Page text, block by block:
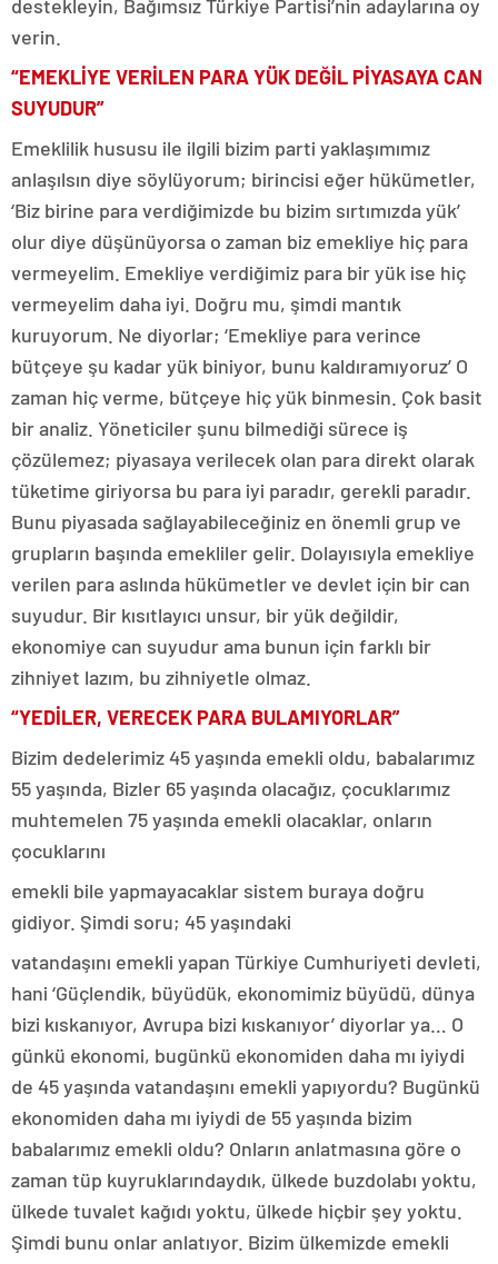
destekleyin, Bağımsız Türkiye Partisi’nin adaylarına oy
verin.
“EMEKLİYE VERİLEN PARA YÜK DEĞİL PİYASAYA CAN
SUYUDUR”
Emeklilik hususu ile ilgili bizim parti yaklaşımımız
anlaşılsın diye söylüyorum; birincisi eğer hükümetler,
‘Biz birine para verdiğimizde bu bizim sırtımızda yük’
olur diye düşünüyorsa o zaman biz emekliye hiç para
vermeyelim. Emekliye verdiğimiz para bir yük ise hiç
vermeyelim daha iyi. Doğru mu, şimdi mantık
kuruyorum. Ne diyorlar; ‘Emekliye para verince
bütçeye şu kadar yük biniyor, bunu kaldıramıyoruz’ O
zaman hiç verme, bütçeye hiç yük binmesin. Çok basit
bir analiz. Yöneticiler şunu bilmediği sürece iş
çözülemez; piyasaya verilecek olan para direkt olarak
tüketime giriyorsa bu para iyi paradır, gerekli paradır.
Bunu piyasada sağlayabileceğiniz en önemli grup ve
grupların başında emekliler gelir. Dolayısıyla emekliye
verilen para aslında hükümetler ve devlet için bir can
suyudur. Bir kısıtlayıcı unsur, bir yük değildir,
ekonomiye can suyudur ama bunun için farklı bir
zihniyet lazım, bu zihniyetle olmaz.
“YEDİLER, VERECEK PARA BULAMIYORLAR”
Bizim dedelerimiz 45 yaşında emekli oldu, babalarımız
55 yaşında, Bizler 65 yaşında olacağız, çocuklarımız
muhtemelen 75 yaşında emekli olacaklar, onların
çocuklarını
emekli bile yapmayacaklar sistem buraya doğru
gidiyor. Şimdi soru; 45 yaşındaki
vatandaşını emekli yapan Türkiye Cumhuriyeti devleti,
hani ‘Güçlendik, büyüdük, ekonomimiz büyüdü, dünya
bizi kıskanıyor, Avrupa bizi kıskanıyor’ diyorlar ya… O
günkü ekonomi, bugünkü ekonomiden daha mı iyiydi
de 45 yaşında vatandaşını emekli yapıyordu? Bugünkü
ekonomiden daha mı iyiydi de 55 yaşında bizim
babalarımız emekli oldu? Onların anlatmasına göre o
zaman tüp kuyruklarındaydık, ülkede buzdolabı yoktu,
ülkede tuvalet kağıdı yoktu, ülkede hiçbir şey yoktu.
Şimdi bunu onlar anlatıyor. Bizim ülkemizde emekli